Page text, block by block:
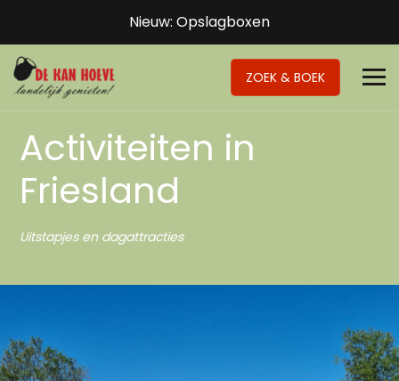
Nieuw: Opslagboxen
ZOEK & BOEK
Activiteiten in
Friesland
Uitstapjes en dagattracties